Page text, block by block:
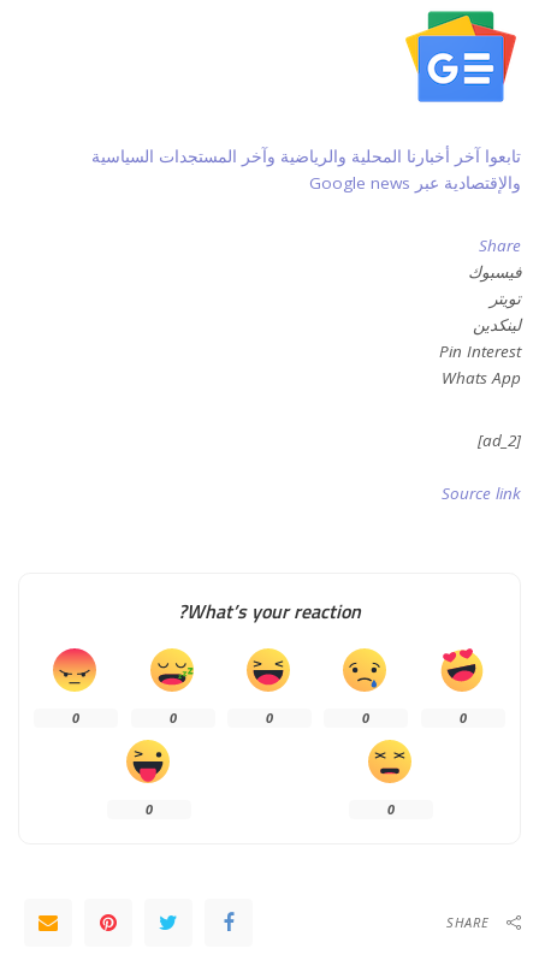
تابعوا آخر أخبارنا المحلية والرياضية وآخر المستجدات السياسية
والإقتصادية عبر Google news
Share
فيسبوك
تويتر
لينكدين
Pin Interest
Whats App
[ad_2]
Source link
What’s your reaction?
0
0
0
0
0
0
0
SHARE